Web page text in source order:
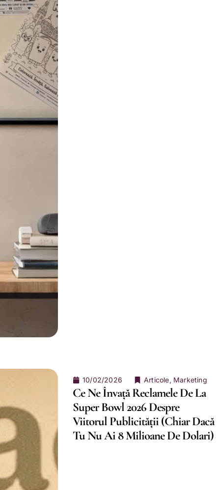
10/02/2026 Articole, Marketing
Ce Ne Învață Reclamele De La
Super Bowl 2026 Despre
Viitorul Publicității (chiar Dacă
Tu Nu Ai 8 Milioane De Dolari)